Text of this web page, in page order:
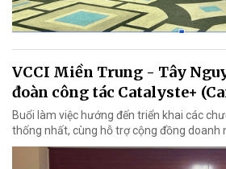
VCCI Miền Trung - Tây
đoàn công tác Catalyste+
Buổi làm việc hướng đến triển khai các
thống nhất, cùng hỗ trợ cộng đồng doanh